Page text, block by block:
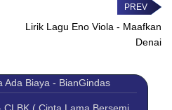
Lirik Lagu Eno Viola - Maafkan
Denai
Ada Biaya - BianGindas